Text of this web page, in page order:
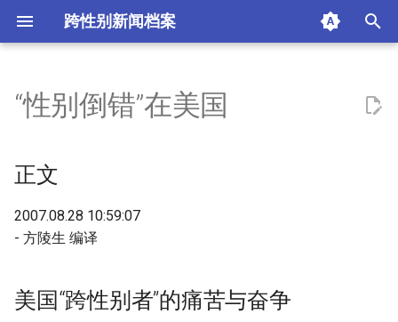
跨性别新闻档案
y
t
o
a
正文
美国“跨性别者”的痛苦与奋争
“性别”的社会意义和科学探索
美国“跨性别者”众生相
相关视频
“性别倒错”在美国
正文
2007.08.28 10:59:07
- 方陵生 编译
美国“跨性别者”的痛苦与奋争